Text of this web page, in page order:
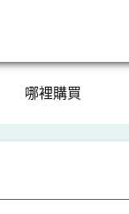
哪裡購買